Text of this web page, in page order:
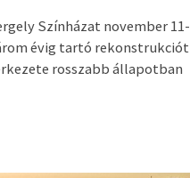
Színházat november 11-
évig tartó rekonstrukciót
rosszabb állapotban